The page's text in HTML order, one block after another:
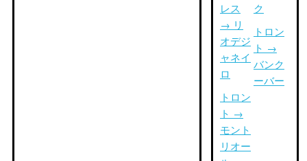
レス
→ リ
オデジ
ャネイ
ロ
トロン
ト →
モント
リオー
ク
トロン
ト →
バンク
ーバー